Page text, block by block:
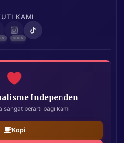
KAMI
Independen
sangat berarti bagi kami
Kopi